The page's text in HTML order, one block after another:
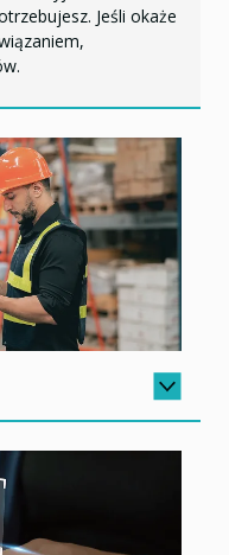
Jeśli okaże